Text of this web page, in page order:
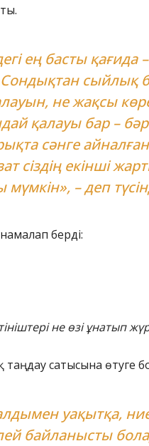
ең басты қағида –
Сондықтан сыйлық
не жақсы
қалауы бар –
сәнге
сіздің екінші
– деп
берді:
не өзі ұнатып
сатысына өтуге
уақытқа,
байланысты